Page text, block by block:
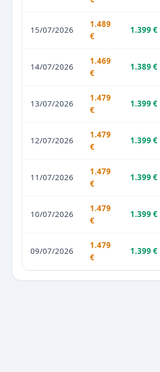
15/07/2026
1.489
€
1.399 €
14/07/2026
1.469
€
1.389 €
13/07/2026
1.479
€
1.399 €
12/07/2026
1.479
€
1.399 €
11/07/2026
1.479
€
1.399 €
10/07/2026
1.479
€
1.399 €
09/07/2026
1.479
€
1.399 €